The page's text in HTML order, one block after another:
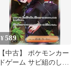
¥589
【中古】 ポケモンカー
ドゲーム サビ組のした